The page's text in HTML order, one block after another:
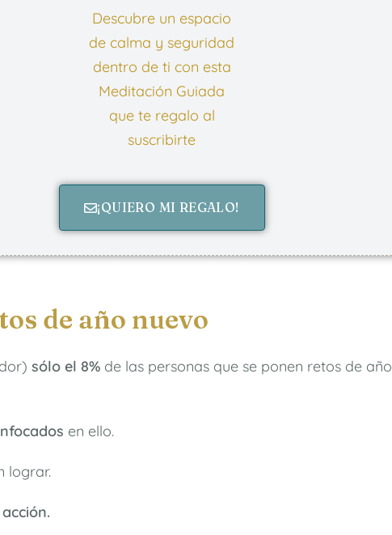
Descubre un espacio
de calma y seguridad
dentro de ti con esta
Meditación Guiada
que te regalo al
suscribirte
¡QUIERO MI REGALO!
de año nuevo
sólo el 8% de las personas que se ponen retos de año
en ello.
lograr.